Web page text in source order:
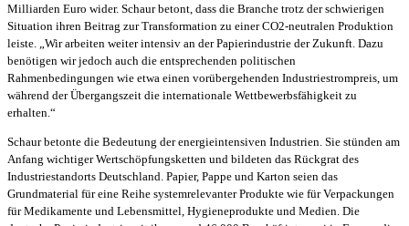
Milliarden Euro wider. Schaur betont, dass die Branche trotz der schwierigen
Situation ihren Beitrag zur Transformation zu einer CO2-neutralen Produktion
leiste. „Wir arbeiten weiter intensiv an der Papierindustrie der Zukunft. Dazu
benötigen wir jedoch auch die entsprechenden politischen
Rahmenbedingungen wie etwa einen vorübergehenden Industriestrompreis, um
während der Übergangszeit die internationale Wettbewerbsfähigkeit zu
erhalten.“
Schaur betonte die Bedeutung der energieintensiven Industrien. Sie stünden am
Anfang wichtiger Wertschöpfungsketten und bildeten das Rückgrat des
Industriestandorts Deutschland. Papier, Pappe und Karton seien das
Grundmaterial für eine Reihe systemrelevanter Produkte wie für Verpackungen
für Medikamente und Lebensmittel, Hygieneprodukte und Medien. Die